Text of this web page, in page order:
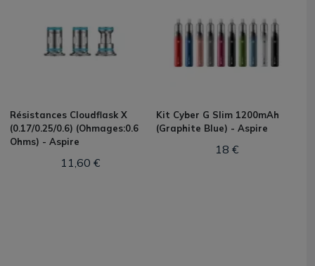
Résistances Cloudflask X
(0.17/0.25/0.6) (Ohmages:0.6
Ohms) - Aspire
11,60 €
Kit Cyber G Slim 1200mAh
(Graphite Blue) - Aspire
18 €